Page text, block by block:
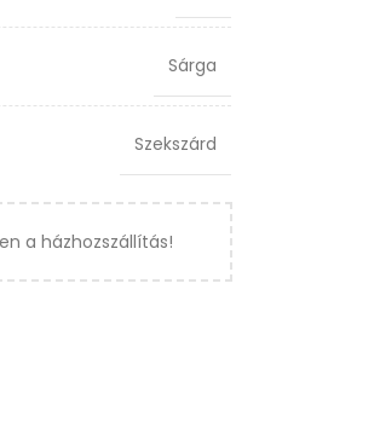
Sárga
Szekszárd
a házhozszállítás!